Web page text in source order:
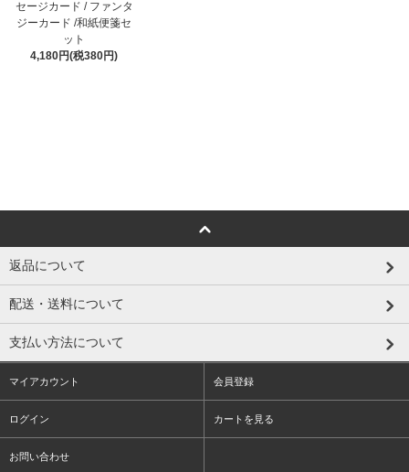
セージカード / ファンタ
ジーカード /和紙便箋セ
ット
4,180円(税380円)
返品について
配送・送料について
支払い方法について
マイアカウント 会員登録
ログイン カートを見る
お問い合わせ